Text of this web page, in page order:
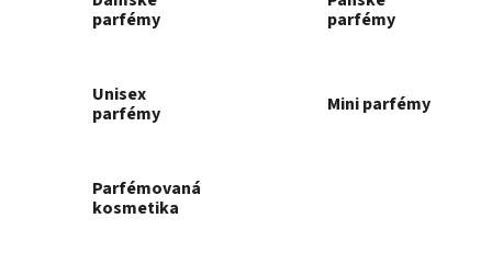
parfémy
parfémy
Unisex
parfémy
Mini parfémy
Parfémovaná
kosmetika